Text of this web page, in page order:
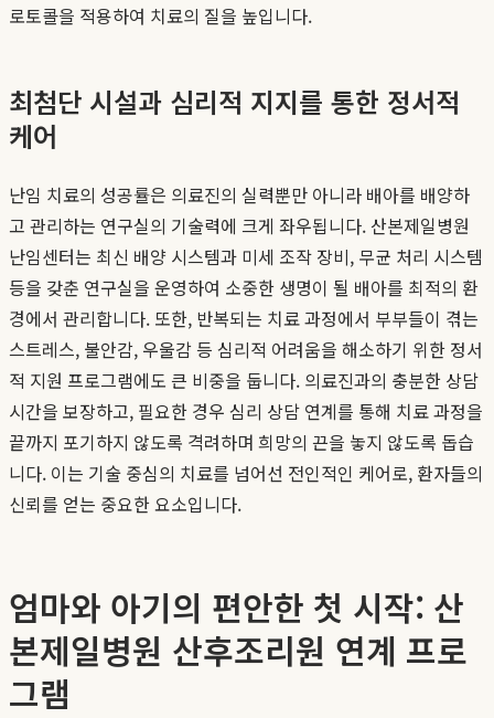
로토콜을 적용하여 치료의 질을 높입니다.
최첨단 시설과 심리적 지지를 통한 정서적
케어
난임 치료의 성공률은 의료진의 실력뿐만 아니라 배아를 배양하
고 관리하는 연구실의 기술력에 크게 좌우됩니다. 산본제일병원
난임센터는 최신 배양 시스템과 미세 조작 장비, 무균 처리 시스템
등을 갖춘 연구실을 운영하여 소중한 생명이 될 배아를 최적의 환
경에서 관리합니다. 또한, 반복되는 치료 과정에서 부부들이 겪는
스트레스, 불안감, 우울감 등 심리적 어려움을 해소하기 위한 정서
적 지원 프로그램에도 큰 비중을 둡니다. 의료진과의 충분한 상담
시간을 보장하고, 필요한 경우 심리 상담 연계를 통해 치료 과정을
끝까지 포기하지 않도록 격려하며 희망의 끈을 놓지 않도록 돕습
니다. 이는 기술 중심의 치료를 넘어선 전인적인 케어로, 환자들의
신뢰를 얻는 중요한 요소입니다.
엄마와 아기의 편안한 첫 시작: 산
본제일병원 산후조리원 연계 프로
그램